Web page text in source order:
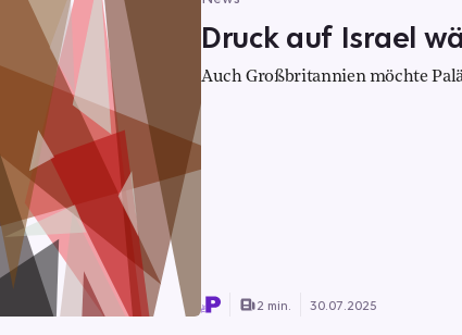
Druck auf Israel
Auch Großbritannien möchte
2 min. 30.07.2025